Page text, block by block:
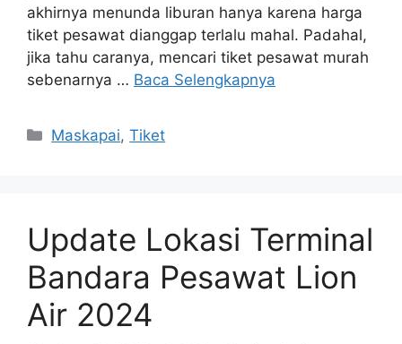
akhirnya menunda liburan hanya karena harga
tiket pesawat dianggap terlalu mahal. Padahal,
jika tahu caranya, mencari tiket pesawat murah
sebenarnya … Baca Selengkapnya
Maskapai,Tiket
Update Lokasi Terminal
Bandara Pesawat Lion
Air 2024